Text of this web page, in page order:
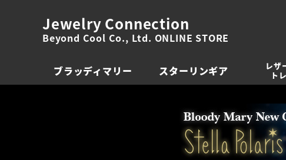
Jewelry Connection
Beyond Cool Co., Ltd. ONLINE STORE
ブラッディマリー スターリンギア
レザ
ト